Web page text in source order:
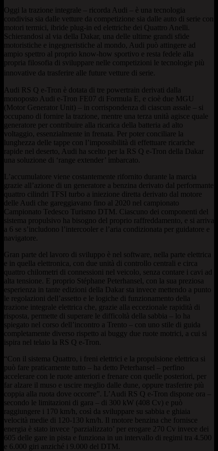
Oggi la trazione integrale – ricorda Audi – è una tecnologia
condivisa sia dalle vetture da competizione sia dalle auto di serie con
motori termici, ibride plug-in ed elettriche dei Quattro Anelli.
Schierandosi al via della Dakar, una delle ultime grandi sfide
motoristiche e ingegneristiche al mondo, Audi può attingere ad
ampio spettro al proprio know-how sportivo e resta fedele alla
propria filosofia di sviluppare nelle competizioni le tecnologie più
innovative da trasferire alle future vetture di serie.
Audi RS Q e-Tron è dotata di tre powertrain derivati dalla
monoposto Audi e-Tron FE07 di Formula E, e cioè due MGU
(Motor Generator Unit) – in corrispondenza di ciascun assale – si
occupano di fornire la trazione, mentre una terza unità agisce quale
generatore per contribuire alla ricarica della batteria ad alto
voltaggio, essenzialmente in frenata. Per poter conciliare la
lunghezza delle tappe con l’impossibilità di effettuare ricariche
rapide nel deserto, Audi ha scelto per la RS Q e-Tron della Dakar
una soluzione di ‘range extender’ imbarcato.
L’accumulatore viene costantemente rifornito durante la marcia
grazie all’azione di un generatore a benzina derivato dal performante
quattro cilindri TFSI turbo a iniezione diretta derivato dal motore
delle Audi che gareggiavano fino al 2020 nel campionato
Campionato Tedesco Turismo DTM. Ciascuno dei componenti del
sistema propulsivo ha bisogno del proprio raffreddamento, e si arriva
a 6 se s’includono l’intercooler e l’aria condizionata per guidatore e
navigatore.
Gran parte del lavoro di sviluppo è nel software, nella parte elettrica
e in quella elettronica, con due unità di controllo centrali e circa
quattro chilometri di connessioni nel veicolo, senza contare i cavi ad
alta tensione. E proprio Stéphane Peterhansel, con la sua preziosa
esperienza in tante edizioni della Dakar sta invece mettendo a punto
le regolazioni dell’assetto e le logiche di funzionamento della
trazione integrale elettrica che, grazie alla eccezionale rapidità di
risposta, permette di superare le difficoltà della sabbia – lo ha
spiegato nel corso dell’incontro a Trento – con uno stile di guida
completamente diverso rispetto ai buggy due ruote motrici, a cui si
ispira nel telaio la RS Q e-Tron.
“Con il sistema Quattro, i freni elettrici e la propulsione elettrica si
può fare praticamente tutto – ha detto Peterhansel – perfino
accelerare con le ruote anteriori e frenare con quelle posteriori, per
far alzare il muso e uscire meglio dalle dune, oppure trasferire più
coppia alla ruota dove occorre”. L’Audi RS Q e-Tron dispone ora –
secondo le limitazioni di gara – di 300 kW (408 Cv) e può
raggiungere i 170 km/h, così da sviluppare su sabbia e ghiaia
velocità medie di 120-130 km/h. Il motore benzina che fornisce
energia è stato invece ‘parzializzato’ per erogare 270 Cv invece dei
605 delle gare in pista e funziona in un intervallo di regimi tra 4.500
e 6.000 giri anziché i 9.000 del DTM.